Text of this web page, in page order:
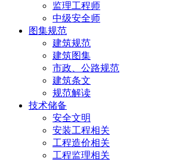
监理工程师
中级安全师
图集规范
建筑规范
建筑图集
市政、公路规范
建筑条文
规范解读
技术储备
安全文明
安装工程相关
工程造价相关
工程监理相关